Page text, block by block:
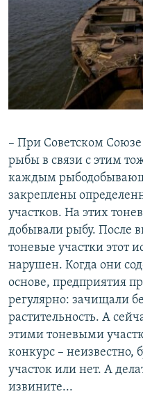
– При Советском
рыбы в связи с этим
каждым
закреплены
участков. На этих
добывали рыбу. После
тоневые участки этот
нарушен. Когда они
основе, предприятия
регулярно: зачищали
растительность. А
этими тоневыми
конкурс – неизвестно,
участок или нет. А
извините...